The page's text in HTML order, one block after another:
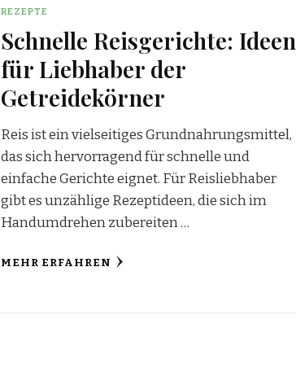
REZEPTE
Schnelle Reisgerichte: Ideen
für Liebhaber der
Getreidekörner
Reis ist ein vielseitiges Grundnahrungsmittel,
das sich hervorragend für schnelle und
einfache Gerichte eignet. Für Reisliebhaber
gibt es unzählige Rezeptideen, die sich im
Handumdrehen zubereiten …
MEHR ERFAHREN